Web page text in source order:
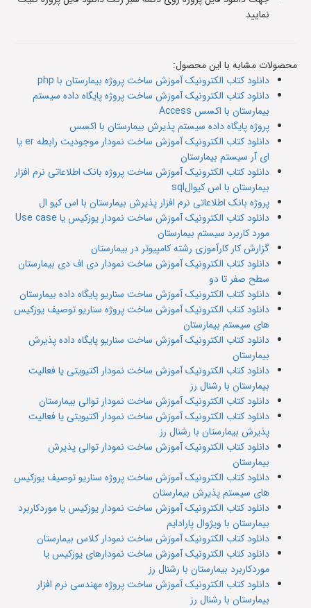
نمایید
محصولات مشابه با این محصول:
دانلود کتاب الکترونیک آموزش ساخت پروژه بیمارستان با php
دانلود کتاب الکترونیک آموزش ساخت پروژه پایگاه داده سیستم
بیمارستان با اکسس Access
پروژه پایگاه داده سیستم پذیرش بیمارستان با اکسس
دانلود کتاب الکترونیک آموزش ساخت نمودار موجودیت رابطه er یا
ای آر سیستم بیمارستان
دانلود کتاب الکترونیک آموزش ساخت پروژه بانک اطلاعاتی نرم افزار
بیمارستان با اس کیوالsql
پروژه بانک اطلاعاتی نرم افزار پذیرش بیمارستان با اس کیو ال
دانلود کتاب الکترونیک آموزش ساخت نمودار یوزکیس یا Use case
مورد کاربرد سیستم بیمارستان
گزارش کار کارآموزی رشته کامپیوتر در بیمارستان
دانلود کتاب الکترونیک آموزش ساخت نمودار دی اف دی بیمارستان
سطح صفر تا دو
دانلود کتاب الکترونیک آموزش ساخت سناریو پایگاه داده بیمارستان
دانلود کتاب الکترونیک آموزش ساخت پروژه سناریو توصیف یوزکیس
های سیستم بیمارستان
دانلود کتاب الکترونیک آموزش ساخت سناریو پایگاه داده پذیرش
بیمارستان
دانلود کتاب الکترونیک آموزش ساخت نمودار اکتیویتی یا فعالیت
بیمارستان با رشنال رز
دانلود کتاب الکترونیک آموزش ساخت نمودار توالی بیمارستان
دانلود کتاب الکترونیک آموزش ساخت نمودار اکتیویتی یا فعالیت
پذیرش بیمارستان با رشنال رز
دانلود کتاب الکترونیک آموزش ساخت نمودار توالی پذیرش
بیمارستان
دانلود کتاب الکترونیک آموزش ساخت پروژه سناریو توصیف یوزکیس
های سیستم پذیرش بیمارستان
دانلود کتاب الکترونیک آموزش ساخت نمودار یوزکیس یا موردکاربرد
بیمارستان با ویژوال پارادایم
دانلود کتاب الکترونیک آموزش ساخت نمودار کلاس بیمارستان
دانلود کتاب الکترونیک آموزش ساخت نمودارهای یوزکیس یا
موردکاربرد بیمارستان با رشنال رز
دانلود کتاب الکترونیک آموزش ساخت پروژه مهندسی نرم افزار
بیمارستان با رشنال رز